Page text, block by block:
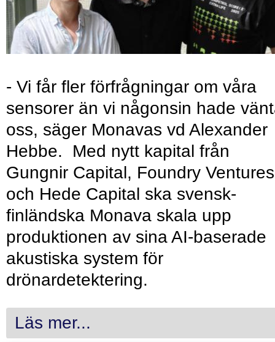
- Vi får fler förfrågningar om våra
sensorer än vi någonsin hade
oss, säger Monavas vd Alexander
Hebbe. Med nytt kapital från
Gungnir Capital, Foundry Ventures
och Hede Capital ska svensk-
finländska Monava skala upp
produktionen av sina AI-baserade
akustiska system för
drönardetektering.
Läs mer...